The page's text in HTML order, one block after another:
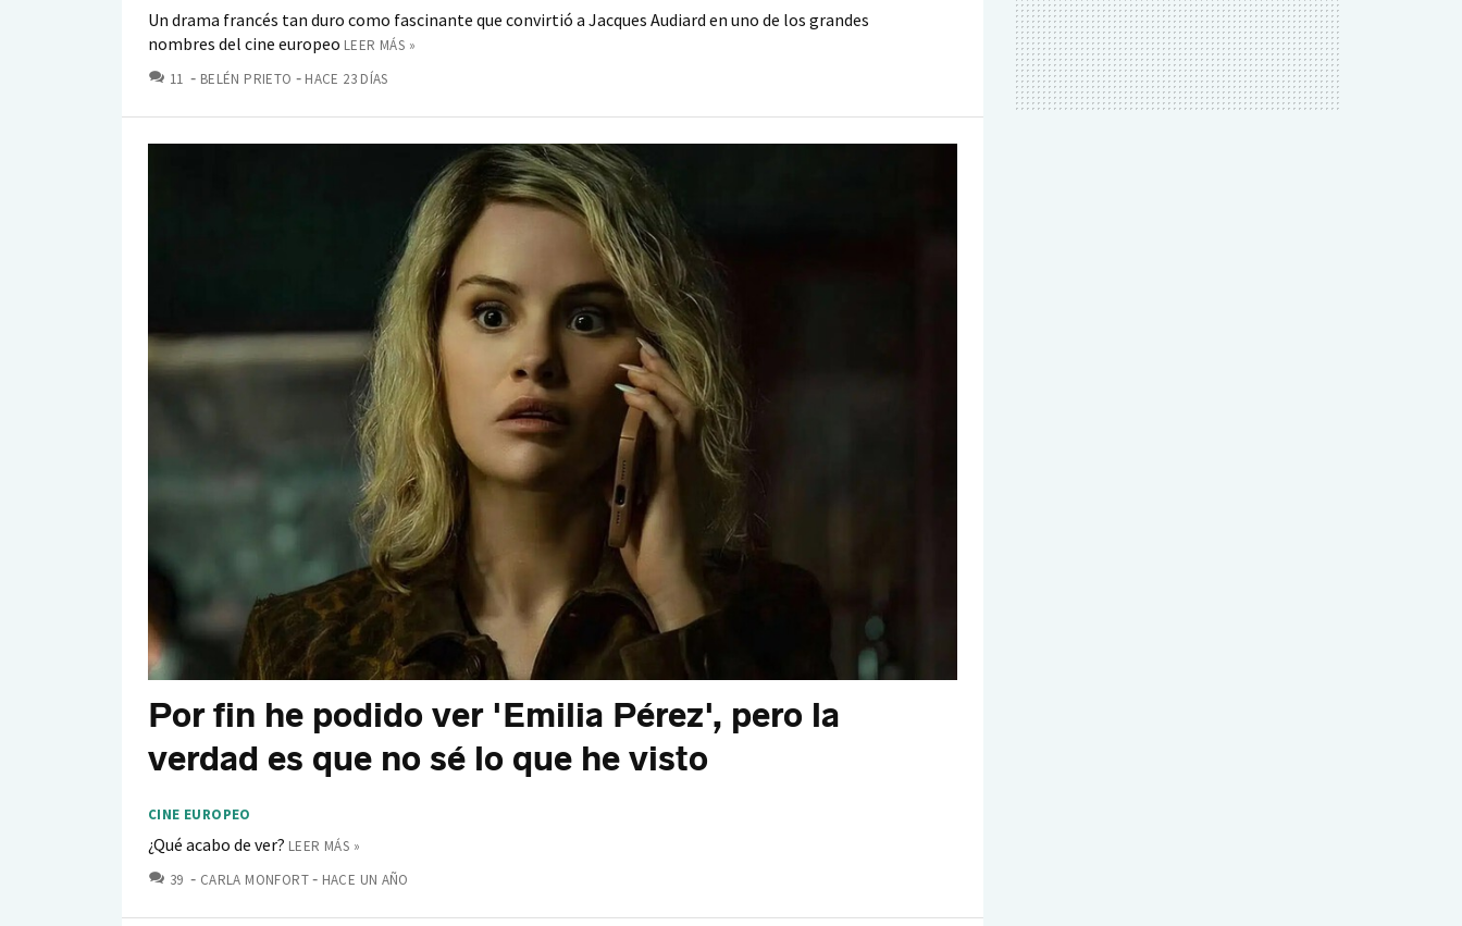
Un drama francés tan duro como fascinante que convirtió a Jacques Audiard en uno de los grandes
nombres del cine europeo LEER MÁS »
11 COMENTARIOS
BELÉN PRIETO HACE 23 DÍAS
Por fin he podido ver 'Emilia Pérez', pero la
verdad es que no sé lo que he visto
CINE EUROPEO
¿Qué acabo de ver? LEER MÁS »
39 COMENTARIOS
CARLA MONFORT HACE UN AÑO